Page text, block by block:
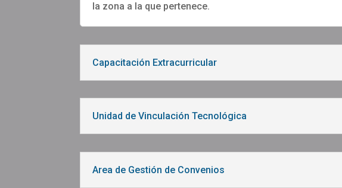
la zona a la que pertenece.
Capacitación Extracurricular
Unidad de Vinculación Tecnológica
Area de Gestión de Convenios